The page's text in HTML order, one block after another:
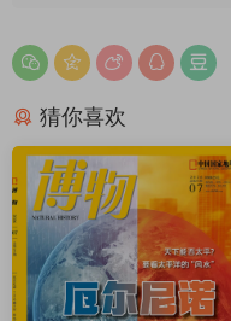
猜你喜欢